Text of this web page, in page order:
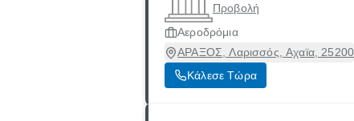
Προβολή
Αεροδρόμια
ΑΡΑΞΟΣ, Λαρισσός, Αχαϊα, 25200
Κάλεσε Τώρα